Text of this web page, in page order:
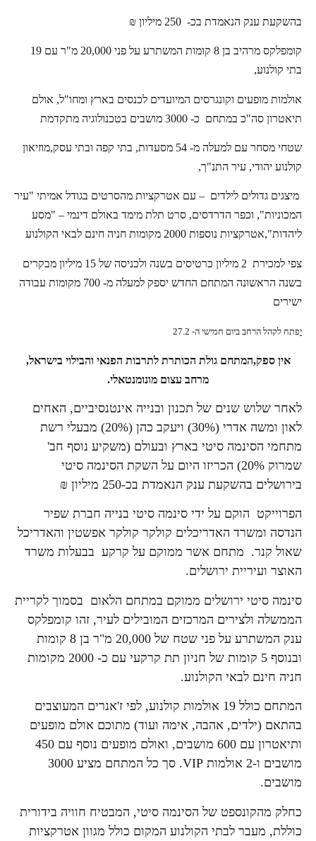
בהשקעת ענק הנאמדת בכ- 250 מיליון ₪
קומפלקס מרהיב בן 8 קומות המשתרע על פני 20,000 מ"ר עם 19
בתי קולנוע,
אולמות מופעים וקונגרסים המיועדים לכנסים בארץ ומחו"ל, אולם
תיאטרון סה"כ במתחם כ- 3000 מושבים
בטכנולוגיה מתקדמת
שטחי מסחר עם למעלה מ- 54 מסעדות, בתי קפה ובתי עסק,
מוזיאון
קולנוע יהודי, עיר התנ"ך,
מיצגים גדולים לילדים – עם אטרקציות מהסרטים בגודל אמיתי "עיר
המכוניות", וכפר הדרדסים, סרט תלת מימד באולם דינמי – "מסע
ליהדות",אטרקציות נוספות 2000 מקומות חניה חינם לבאי הקולנוע
צפי למכירת 2 מיליון כרטיסים בשנה ולכניסה של 15 מיליון מבקרים
בשנה הראשונה
המתחם החדש יספק למעלה מ- 700 מקומות עבודה
ישירים
יפתח לקהל הרחב ביום חמישי ה- 27.2
אין ספק,המתחם גולת הכותרת לתרבות הפנאי והבילוי בישראל,
מרחב עצום מונומנטאלי.
לאחר שלוש שנים של תכנון ובנייה אינטנסיביים, האחים
לאון ומשה אדרי (30%) ויעקב כהן (20%) מבעלי רשת
מתחמי הסינמה סיטי בארץ ובעולם (משקיע נוסף חב'
שמרוק 20%) הכריזו היום על השקת הסינמה סיטי
בירושלים בהשקעת ענק הנאמדת בכ-250 מיליון ₪
הפרוייקט הוקם על ידי סינמה סיטי בנייה חברת שפיר
הנדסה ומשרד האדריכלים קולקר קולקר אפשטין והאדריכל
שאול קנר. מתחם אשר ממוקם על קרקע בבעלות משרד
האוצר ועיריית ירושלים.
סינמה סיטי ירושלים ממוקם במתחם הלאום בסמוך לקריית
הממשלה ולצירים המרכזים המובילים לעיר, זהו קומפלקס
ענק המשתרע על פני שטח של 20,000 מ"ר בן 8 קומות
ובנוסף 5 קומות של חניון תת קרקעי עם כ- 2000 מקומות
חניה חינם לבאי הקולנוע.
המתחם כולל 19 אולמות קולנוע, לפי ז'אנרים המעוצבים
בהתאם (ילדים, אהבה, אימה ועוד) מתוכם אולם מופעים
ותיאטרון עם 600 מושבים, ואולם מופעים נוסף עם 450
מושבים ו-2 אולמות VIP. סך כל המתחם מציע 3000
מושבים.
כחלק מהקונספט של הסינמה סיטי, המבטיח חוויה בידורית
כוללת, מעבר לבתי הקולנוע המקום כולל מגוון אטרקציות